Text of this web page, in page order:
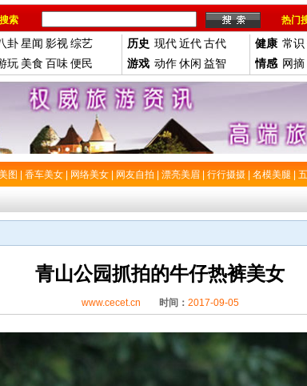
索 热门
卦星闻 影视综艺
玩 美食 百味便民
历史 现代近代古代
游戏 动作休闲 益智
健康 常识
情感 网摘
图 香车美女 网络美女 网友自拍 漂亮美眉 行行摄摄 名模美腿
青山公园抓拍的牛仔热裤美女
www.cecet.cn 时间： 2017-09-05